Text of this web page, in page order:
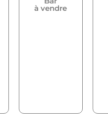
à vendre